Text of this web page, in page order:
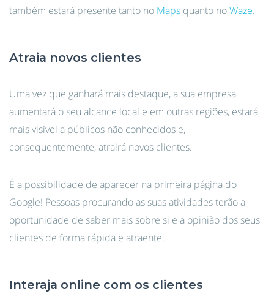
também estará presente tanto no Maps quanto noWaze.
Atraia novos clientes
Uma vez que ganhará mais destaque, a sua empresa
aumentará o seu alcance local e em outras regiões, estará
mais visível a públicos não conhecidos e,
consequentemente, atrairá novos clientes.
É a possibilidade de aparecer na primeira página do
Google! Pessoas procurando as suas atividades terão a
oportunidade de saber mais sobre si e a opinião dos seus
clientes de forma rápida e atraente.
Interaja online com os clientes